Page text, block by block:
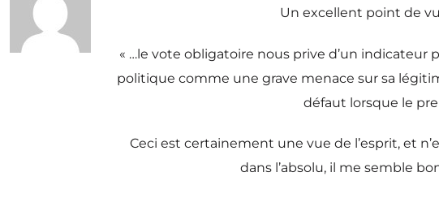
Un excellent point de
« …le vote obligatoire nous prive d’un indicateur
politique comme une grave menace sur sa
défaut lorsque le
Ceci est certainement une vue de l’esprit, et
dans l’absolu, il me semble